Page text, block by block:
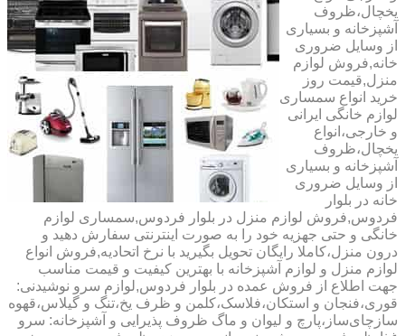
یخچال،ظروف
آشپزخانه و بسیاری
از وسایل ضروری
خانه,فروش لوازم
منزل,قیمت روز
خرید انواع سمساری
لوازم خانگی ایرانی
و خارجی،انواع
یخچال،ظروف
آشپزخانه و بسیاری
از وسایل ضروری
خانه در بلوار
فردوس,فروش لوازم منزل در بلوار فردوس,سمساری لوازم
خانگی و حتی جهزیه خود را به صورت اینترنتی سفارش دهید و
درون منزل،کاملا رایگان تحویل بگیرید با نرخ اتحادیه,فروش انواع
لوازم منزل و لوازم آشپزخانه با بهترین کیفیت و قیمت مناسب
جهت اطلاع از فروش عمده در بلوار فردوس,لوازم سرو نوشیدنی:
قوری،فنجان و استکان،فلاسک،کلمن و ظرف یخ،تنگ و گیلاس،قهوه
سازچای‌ساز،پارچ و لیوان و ماگ ظروف پذیرایی و آشپزخانه: سرو